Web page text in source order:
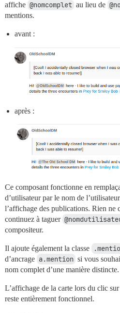
affiche @nomcomplet au lieu de
mentions.
avant :
après :
Ce composant fonctionne en
d’utilisateur par le nom de
l’affichage des publications. Rien ne
continuez à taguer
compositeur.
Il ajoute également la classe
d’ancrage a.mention si vous
nom complet d’une manière distincte.
L’affichage de la carte lors du clic
reste entièrement fonctionnel.